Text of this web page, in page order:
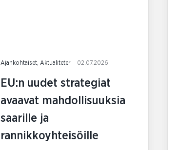
Ajankohtaiset, Aktualiteter 02.07.2026
EU:n uudet strategiat
avaavat mahdollisuuksia
saarille ja
rannikkoyhteisöille